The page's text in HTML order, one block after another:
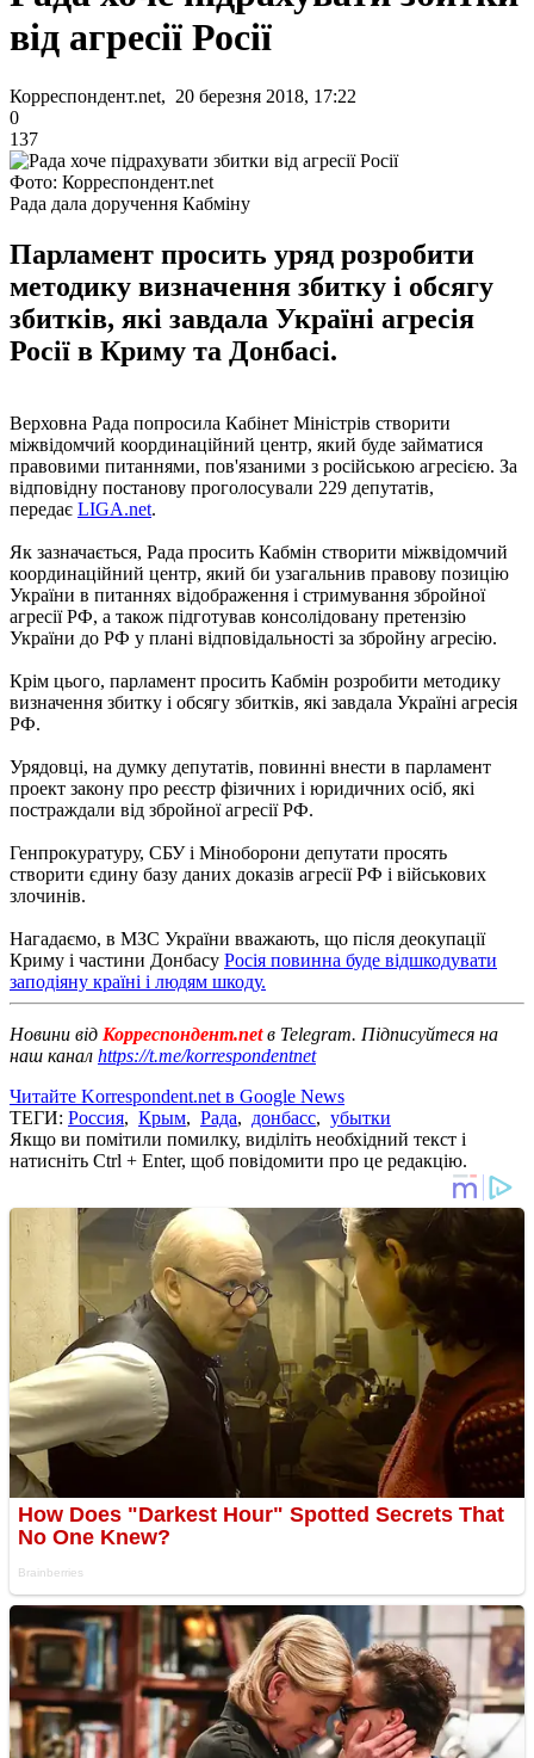
від агресії Росії
Корреспондент.net, 20 березня 2018, 17:22
0
137
Фото: Корреспондент.net
Рада дала доручення Кабміну
Парламент просить уряд розробити
методику визначення збитку і обсягу
збитків, які завдала Україні агресія
Росії в Криму та Донбасі.
Верховна Рада попросила Кабінет Міністрів створити
міжвідомчий координаційний центр, який буде займатися
правовими питаннями, пов'язаними з російською агресією. За
відповідну постанову проголосували 229 депутатів,
передає LIGA.net.
Як зазначається, Рада просить Кабмін створити міжвідомчий
координаційний центр, який би узагальнив правову позицію
України в питаннях відображення і стримування збройної
агресії РФ, а також підготував консолідовану претензію
України до РФ у плані відповідальності за збройну агресію.
Крім цього, парламент просить Кабмін розробити методику
визначення збитку і обсягу збитків, які завдала Україні агресія
РФ.
Урядовці, на думку депутатів, повинні внести в парламент
проект закону про реєстр фізичних і юридичних осіб, які
постраждали від збройної агресії РФ.
Генпрокуратуру, СБУ і Міноборони депутати просять
створити єдину базу даних доказів агресії РФ і військових
злочинів.
Нагадаємо, в МЗС України вважають, що після деокупації
Криму і частини Донбасу Росія повинна буде відшкодувати
заподіяну країні і людям шкоду.
Новини від Корреспондент.netв Telegram. Підписуйтеся на
наш канал https://t.me/korrespondentnet
Читайте Korrespondent.net в Google News
ТЕГИ: Россия, Крым, Рада, донбасс, убытки
Якщо ви помітили помилку, виділіть необхідний текст і
натисніть Ctrl + Enter, щоб повідомити про це редакцію.